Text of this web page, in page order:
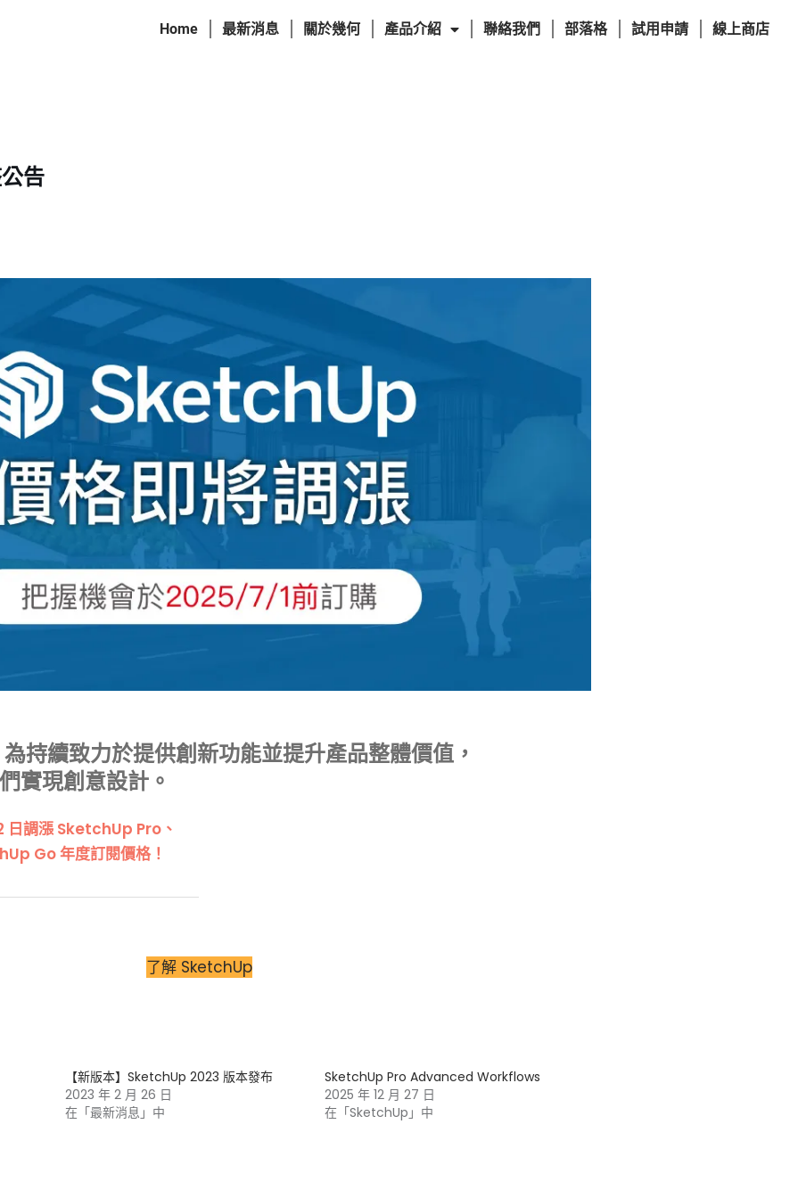
Home 最新消息 關於幾何 產品介紹 聯絡我們 部落格 試用申請 線上商店
告
續致力於提供創新功能並提升產品整體價值，
實現創意設計。
調漲 SketchUp Pro、
Go 年度訂閱價格！
了解 SketchUp
【新版本】SketchUp 2023 版本發布
2023 年 2 月 26 日
在「最新消息」中
SketchUp Pro Advanced Workflows
2025 年 12 月 27 日
在「SketchUp」中